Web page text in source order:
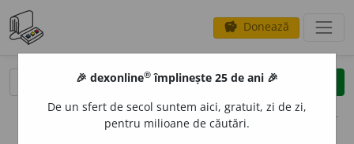
savings Donează
clear
opțiuni
🎉 dexonline® împlinește 25 de ani 🎉
De un sfert de secol suntem aici, gratuit, zi de zi,
pentru milioane de căutări.